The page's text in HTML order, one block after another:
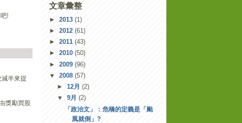
!
半來提
獎勵買股
文章彙整
► 2013 (1)
► 2012 (61)
► 2011 (43)
► 2010 (50)
► 2009 (96)
▼ 2008 (57)
► 12月 (2)
▼ 9月 (2)
「政治文」：危橋的定義是「颱
風就倒」?